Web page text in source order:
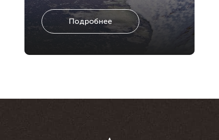
Подробнее